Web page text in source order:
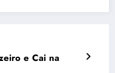
e Cai na